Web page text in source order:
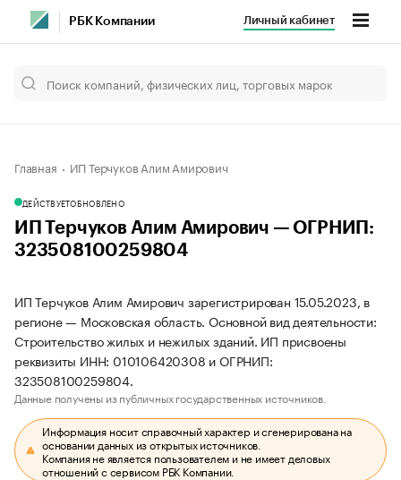
РБК Компании Личный кабинет
Главная ИП Терчуков Алим Амирович
ДЕЙСТВУЕТОБНОВЛЕНО
ИП Терчуков Алим Амирович — ОГРНИП:
323508100259804
ИП Терчуков Алим Амирович зарегистрирован 15.05.2023, в
регионе — Московская область. Основной вид деятельности:
Строительство жилых и нежилых зданий. ИП присвоены
реквизиты ИНН: 010106420308 и ОГРНИП:
323508100259804.
Данные получены из публичных государственных источников.
Информация носит справочный характер и сгенерирована на
основании данных из открытых источников.
Компания не является пользователем и не имеет деловых
отношений с сервисом РБК Компании.